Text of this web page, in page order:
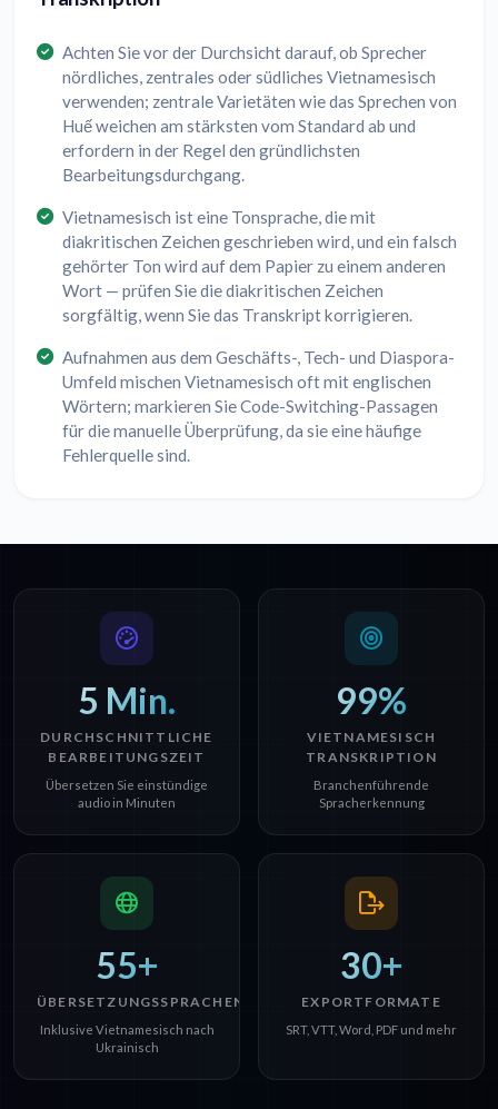
Achten Sie vor der Durchsicht darauf, ob Sprecher
nördliches, zentrales oder südliches Vietnamesisch
verwenden; zentrale Varietäten wie das Sprechen von
Huế weichen am stärksten vom Standard ab und
erfordern in der Regel den gründlichsten
Bearbeitungsdurchgang.
Vietnamesisch ist eine Tonsprache, die mit
diakritischen Zeichen geschrieben wird, und ein falsch
gehörter Ton wird auf dem Papier zu einem anderen
Wort — prüfen Sie die diakritischen Zeichen
sorgfältig, wenn Sie das Transkript korrigieren.
Aufnahmen aus dem Geschäfts-, Tech- und Diaspora-
Umfeld mischen Vietnamesisch oft mit englischen
Wörtern; markieren Sie Code-Switching-Passagen
für die manuelle Überprüfung, da sie eine häufige
Fehlerquelle sind.
5 Min.
DURCHSCHNITTLICHE
BEARBEITUNGSZEIT
Übersetzen Sie einstündige
audio in Minuten
99%
VIETNAMESISCH
TRANSKRIPTION
Branchenführende
Spracherkennung
55+
ÜBERSETZUNGSSPRACHEN
Inklusive Vietnamesisch nach
Ukrainisch
30+
EXPORTFORMATE
SRT, VTT, Word, PDF und mehr